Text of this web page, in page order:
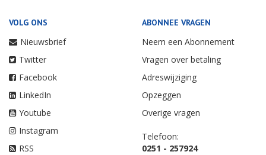
VOLG ONS
Nieuwsbrief
Twitter
Facebook
LinkedIn
Youtube
Instagram
RSS
ABONNEE VRAGEN
Neem een Abonnement
Vragen over betaling
Adreswijziging
Opzeggen
Overige vragen
Telefoon:
0251 - 257924